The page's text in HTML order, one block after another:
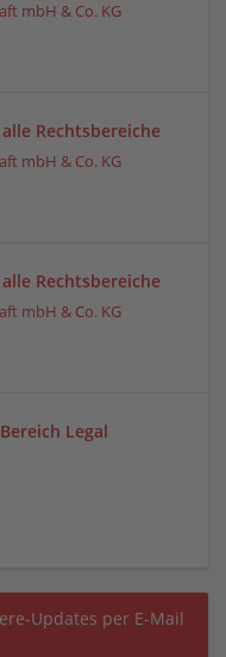
mbH & Co. KG
Rechtsbereiche
mbH & Co. KG
Rechtsbereiche
mbH & Co. KG
Legal
Updates per E-Mail